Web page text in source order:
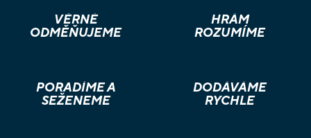
VĚRNÉ
ODMĚŇUJEME
HRÁM
ROZUMÍME
PORADÍME A
SEŽENEME
DODÁVÁME
RYCHLE